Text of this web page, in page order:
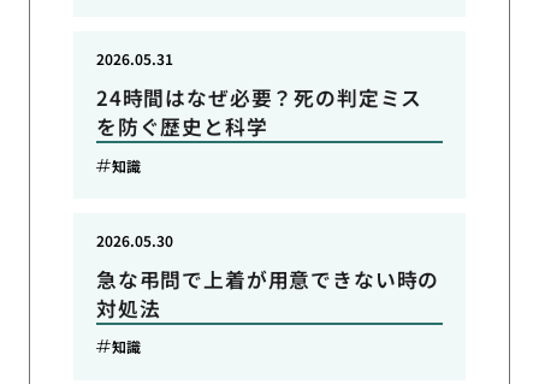
24時間はなぜ必要？死の判定ミス
を防ぐ歴史と科学
2026.05.31
知識
急な弔問で上着が用意できない時の
対処法
2026.05.30
知識